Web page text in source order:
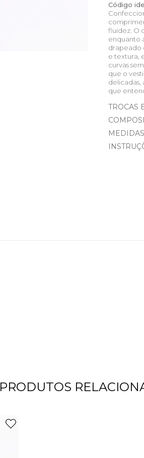
Código
fluidez. O
enquanto
drapeado
e textura,
curvas
que o
delicadas,
que
TROCAS
PRODUTOS